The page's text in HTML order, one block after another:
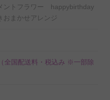
装花などを手がける
VUITTON、ミキモト、
知識で、他のデザイナーを
色使い」を得意とする。
ントフラワー happybirthday
おまかせアレンジ
（全国配送料・税込み ※一部除